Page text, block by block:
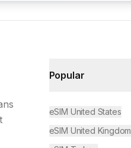
Popular
eSIM United States
eSIM United Kingdom